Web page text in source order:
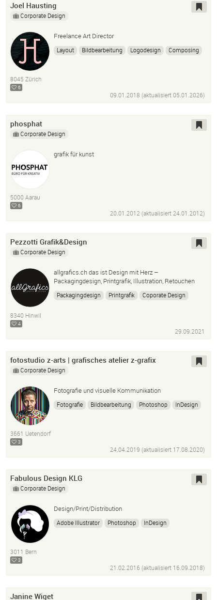
Joel Hausting
Corporate Design
Freelance Art Director
Layout Bildbearbeitung Logodesign
Composing
8045 Zürich
6
09.01.2018 (aktualisiert05.01.2026)
phosphat
Corporate Design
grafik für kunst
5000 Aarau
6
20.01.2012 (aktualisiert24.01.2012)
Pezzotti Grafik&Design
Corporate Design
allgrafics.ch das ist Design mit Herz –
Packagingdesign, Printgrafik, Illustration, Retouchen
Packagingdesign Printgrafik
Coporate Design
8340 Hinwil
4
29.09.2021
fotostudio z-arts | grafisches atelier z-grafix
Corporate Design
Fotografie und visuelle Kommunikation
Fotografie Bildbearbeitung Photoshop
InDesign
3661 Uetendorf
3
24.04.2019 (aktualisiert 17.08.2020)
Fabulous Design KLG
Corporate Design
Design/Print/Distribution
Adobe Illustrator Photoshop InDesign
3011 Bern
3
21.02.2016 (aktualisiert 16.09.2018)
Janine Wiget